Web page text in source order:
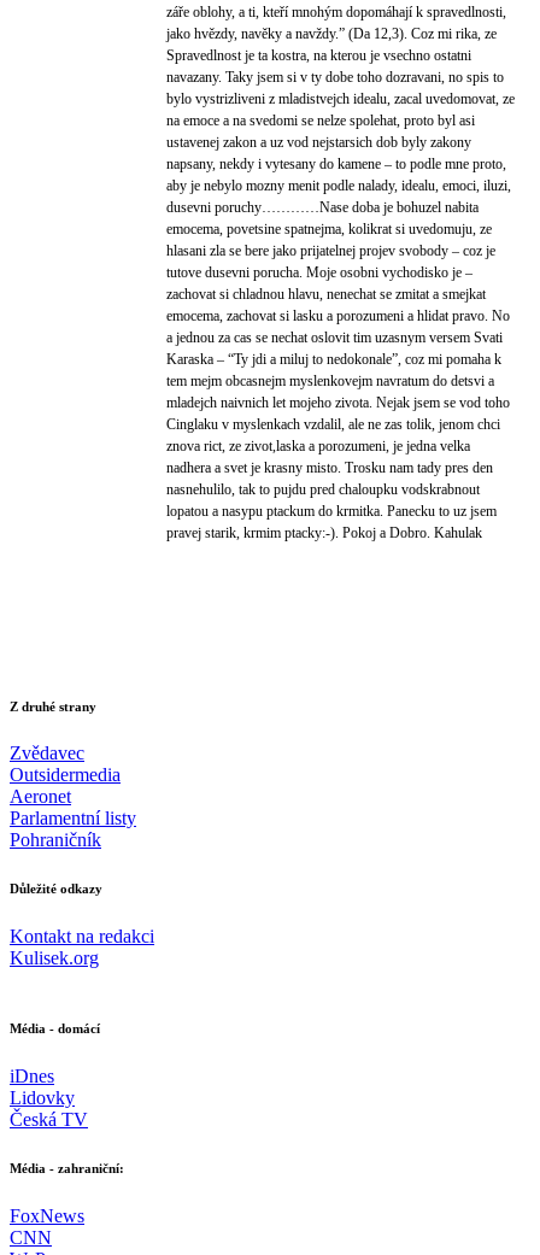
záře oblohy, a ti, kteří mnohým dopomáhají k spravedlnosti,
jako hvězdy, navěky a navždy.” (Da 12,3). Coz mi rika, ze
Spravedlnost je ta kostra, na kterou je vsechno ostatni
navazany. Taky jsem si v ty dobe toho dozravani, no spis to
bylo vystrizliveni z mladistvejch idealu, zacal uvedomovat, ze
na emoce a na svedomi se nelze spolehat, proto byl asi
ustavenej zakon a uz vod nejstarsich dob byly zakony
napsany, nekdy i vytesany do kamene – to podle mne proto,
aby je nebylo mozny menit podle nalady, idealu, emoci, iluzi,
dusevni poruchy…………Nase doba je bohuzel nabita
emocema, povetsine spatnejma, kolikrat si uvedomuju, ze
hlasani zla se bere jako prijatelnej projev svobody – coz je
tutove dusevni porucha. Moje osobni vychodisko je –
zachovat si chladnou hlavu, nenechat se zmitat a smejkat
emocema, zachovat si lasku a porozumeni a hlidat pravo. No
a jednou za cas se nechat oslovit tim uzasnym versem Svati
Karaska – “Ty jdi a miluj to nedokonale”, coz mi pomaha k
tem mejm obcasnejm myslenkovejm navratum do detsvi a
mladejch naivnich let mojeho zivota. Nejak jsem se vod toho
Cinglaku v myslenkach vzdalil, ale ne zas tolik, jenom chci
znova rict, ze zivot,laska a porozumeni, je jedna velka
nadhera a svet je krasny misto. Trosku nam tady pres den
nasnehulilo, tak to pujdu pred chaloupku vodskrabnout
lopatou a nasypu ptackum do krmitka. Panecku to uz jsem
pravej starik, krmim ptacky:-). Pokoj a Dobro. Kahulak
Z druhé strany
Zvědavec
Outsidermedia
Aeronet
Parlamentní listy
Pohraničník
Důležité odkazy
Kontakt na redakci
Kulisek.org
Média - domácí
iDnes
Lidovky
Česká TV
Média - zahraniční:
FoxNews
CNN